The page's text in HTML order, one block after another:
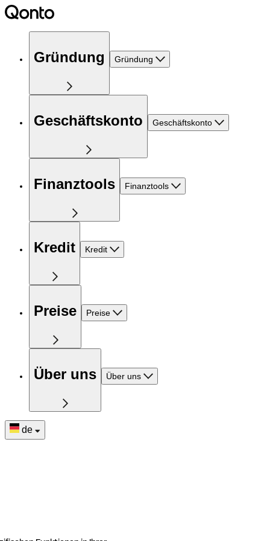
Gründung Gründung
Geschäftskonto Geschäftskonto
Finanztools Finanztools
Kredit Kredit
Preise Preise
Über uns Über uns
de